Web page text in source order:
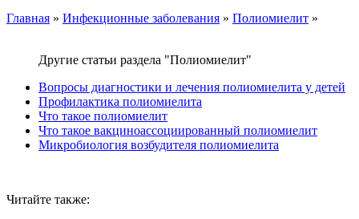
Главная » Инфекционные заболевания » Полиомиелит »
Другие статьи раздела "Полиомиелит"
Вопросы диагностики и лечения полиомиелита у детей
Профилактика полиомиелита
Что такое полиомиелит
Что такое вакциноассоциированный полиомиелит
Микробиология возбудителя полиомиелита
Читайте также: